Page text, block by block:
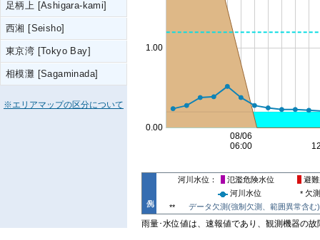
足柄上 [Ashigara-kami]
西湘 [Seisho]
東京湾 [Tokyo Bay]
相模灘 [Sagaminada]
※エリアマップの区分について
河川水位 氾濫危険水位
避
河川水位
* 欠測
**
データ欠測(強制欠測、範囲異常含む)
雨量･水位値は、速報値であり、観測機器の